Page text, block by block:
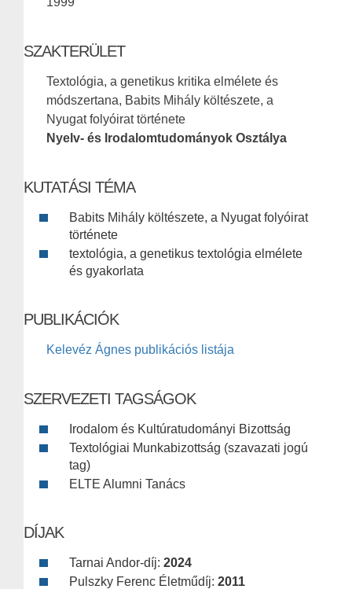
SZAKTERÜLET
Textológia, a genetikus kritika elmélete és
módszertana, Babits Mihály költészete, a
Nyugat folyóirat története
Nyelv- és Irodalomtudományok Osztálya
KUTATÁSI TÉMA
Babits Mihály költészete, a Nyugat folyóirat
története
textológia, a genetikus textológia elmélete
és gyakorlata
PUBLIKÁCIÓK
Kelevéz Ágnes publikációs listája
SZERVEZETI TAGSÁGOK
Irodalom és Kultúratudományi Bizottság
Textológiai Munkabizottság (szavazati jogú
tag)
ELTE Alumni Tanács
DÍJAK
Tarnai Andor-díj: 2024
Pulszky Ferenc Életműdíj: 2011